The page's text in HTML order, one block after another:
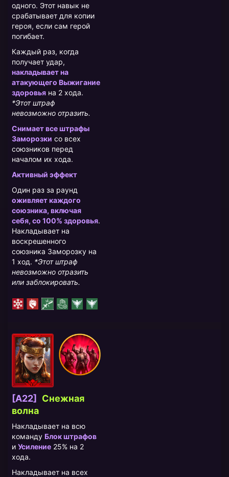
одного. Этот навык не
срабатывает для копии
героя, если сам герой
погибает.
Каждый раз, когда
получает удар,
накладывает на
атакующего Выжигание
здоровья на 2 хода.
*Этот штраф
невозможно отразить.
Снимает все штрафы
Заморозки со всех
союзников перед
началом их хода.
Активный эффект
Один раз за раунд
оживляет каждого
союзника, включая
себя, со 100% здоровья.
Накладывает на
воскрешенного
союзника Заморозку на
1 ход. *Этот штраф
невозможно отразить
или заблокировать.
[A22] Снежная
волна
Накладывает на всю
команду Блок штрафов
и Усиление 25% на 2
хода.
Накладывает на всех